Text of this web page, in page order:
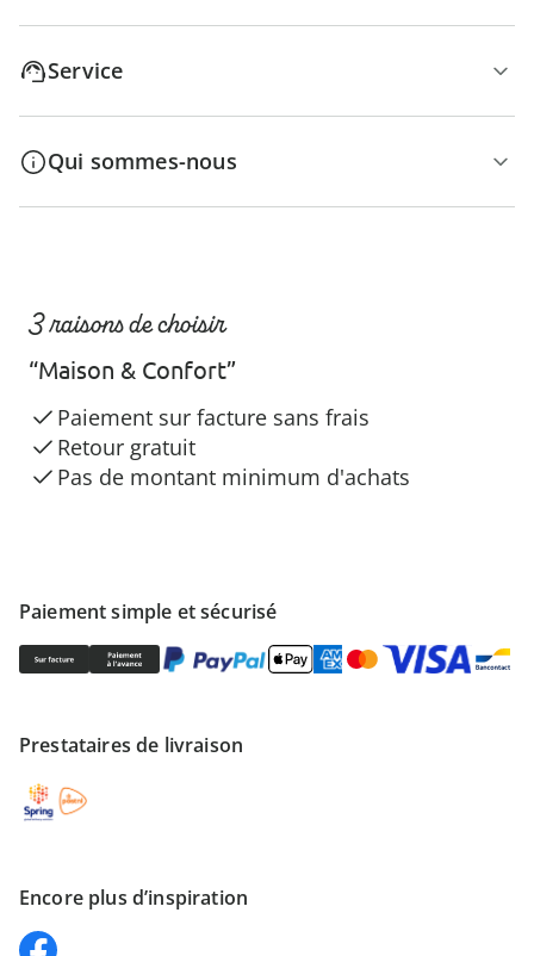
Service
Qui sommes-nous
Paiement simple et sécurisé
Prestataires de livraison
Encore plus d’inspiration
3 raisons de choisir
“Maison & Confort”
Paiement sur facture sans frais
Retour gratuit
Pas de montant minimum d'achats